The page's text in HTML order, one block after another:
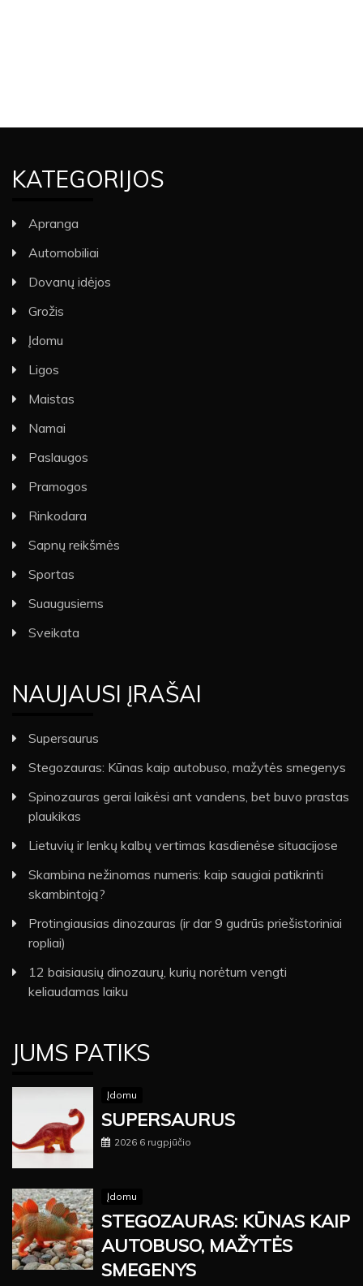
KATEGORIJOS
Apranga
Automobiliai
Dovanų idėjos
Grožis
Įdomu
Ligos
Maistas
Namai
Paslaugos
Pramogos
Rinkodara
Sapnų reikšmės
Sportas
Suaugusiems
Sveikata
NAUJAUSI ĮRAŠAI
Supersaurus
Stegozauras: Kūnas kaip autobuso, mažytės smegenys
Spinozauras gerai laikėsi ant vandens, bet buvo prastas
plaukikas
Lietuvių ir lenkų kalbų vertimas kasdienėse situacijose
Skambina nežinomas numeris: kaip saugiai patikrinti
skambintoją?
Protingiausias dinozauras (ir dar 9 gudrūs priešistoriniai
ropliai)
12 baisiausių dinozaurų, kurių norėtum vengti
keliaudamas laiku
JUMS PATIKS
Įdomu
SUPERSAURUS
2026 6 rugpjūčio
Įdomu
STEGOZAURAS: KŪNAS KAIP
AUTOBUSO, MAŽYTĖS
SMEGENYS